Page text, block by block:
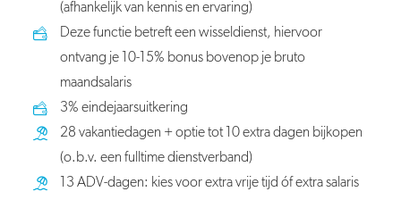
(afhankelijk van kennis en ervaring)
Deze functie betreft een wisseldienst, hiervoor
ontvang je 10-15% bonus bovenop je bruto
maandsalaris
3% eindejaarsuitkering
28 vakantiedagen + optie tot 10 extra dagen bijkopen
(o.b.v. een fulltime dienstverband)
13 ADV-dagen: kies voor extra vrije tijd óf extra salaris